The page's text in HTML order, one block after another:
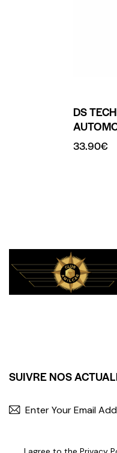
DS
33.90€
SUIVRE NOS